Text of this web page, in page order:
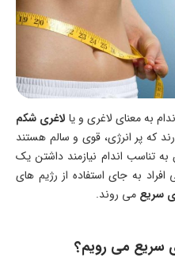
به معنای لاغری و یا لاغری شکم
که پر انرژی، قوی و سالم هستند
تناسب اندام نیازمند داشتن یک
به جای استفاده از رژیم های
سریع می روند.
سریع می رویم؟